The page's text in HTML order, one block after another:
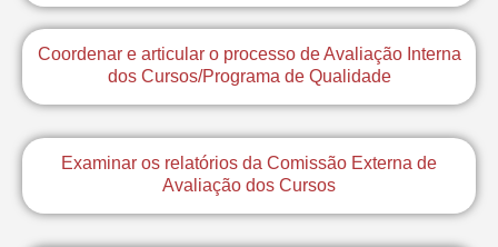
Coordenar e articular o processo de Avaliação Interna
dos Cursos/Programa de Qualidade
Examinar os relatórios da Comissão Externa de
Avaliação dos Cursos